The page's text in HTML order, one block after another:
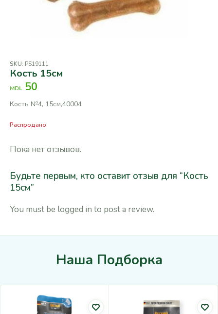
SKU: PS19111
Кость 15см
MDL 50
Кость №4, 15см,40004
Распродано
Пока нет отзывов.
Будьте первым, кто оставит отзыв для “Кость
15см”
You must be logged in to post a review.
Наша Подборка